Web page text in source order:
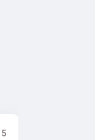
5